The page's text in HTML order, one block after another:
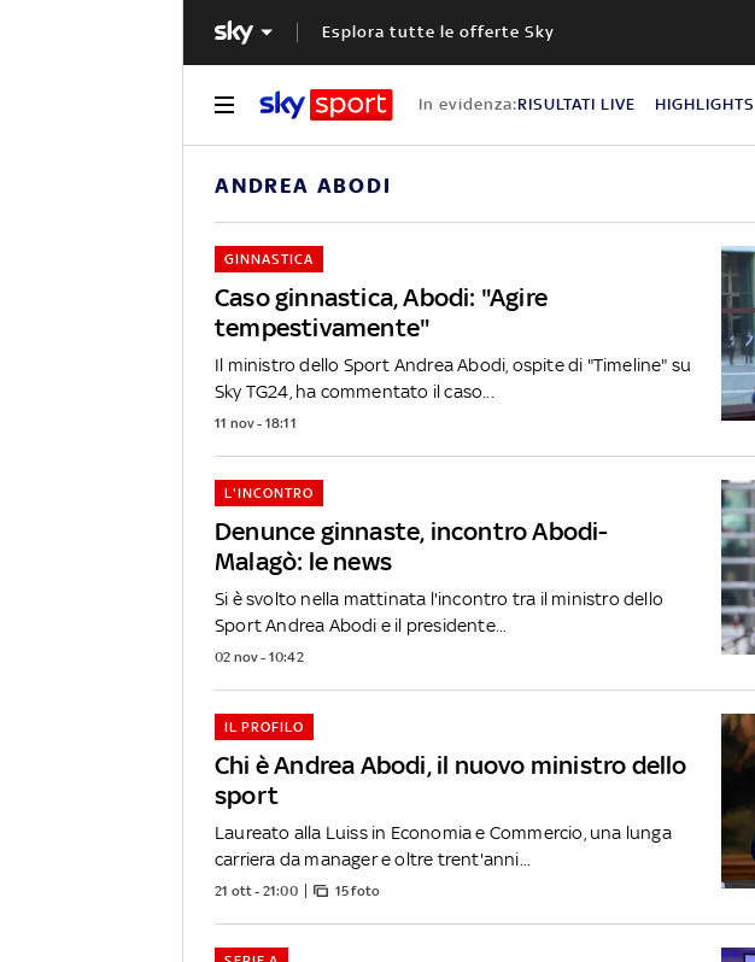
Esplora tutte le offerte Sky
In evidenza:RISULTATI LIVE HIGHLIGHTS
ANDREA ABODI
Caso ginnastica, Abodi: "Agire
tempestivamente"
GINNASTICA
Il ministro dello Sport Andrea Abodi, ospite di "Timeline" su
Sky TG24, ha commentato il caso...
11 nov - 18:11
Denunce ginnaste, incontro Abodi-
Malagò: le news
L'INCONTRO
Si è svolto nella mattinata l'incontro tra il ministro dello
Sport Andrea Abodi e il presidente...
02 nov - 10:42
Chi è Andrea Abodi, il nuovo ministro dello
sport
IL PROFILO
Laureato alla Luiss in Economia e Commercio, una lunga
carriera da manager e oltre trent'anni...
21 ott - 21:00 15 foto